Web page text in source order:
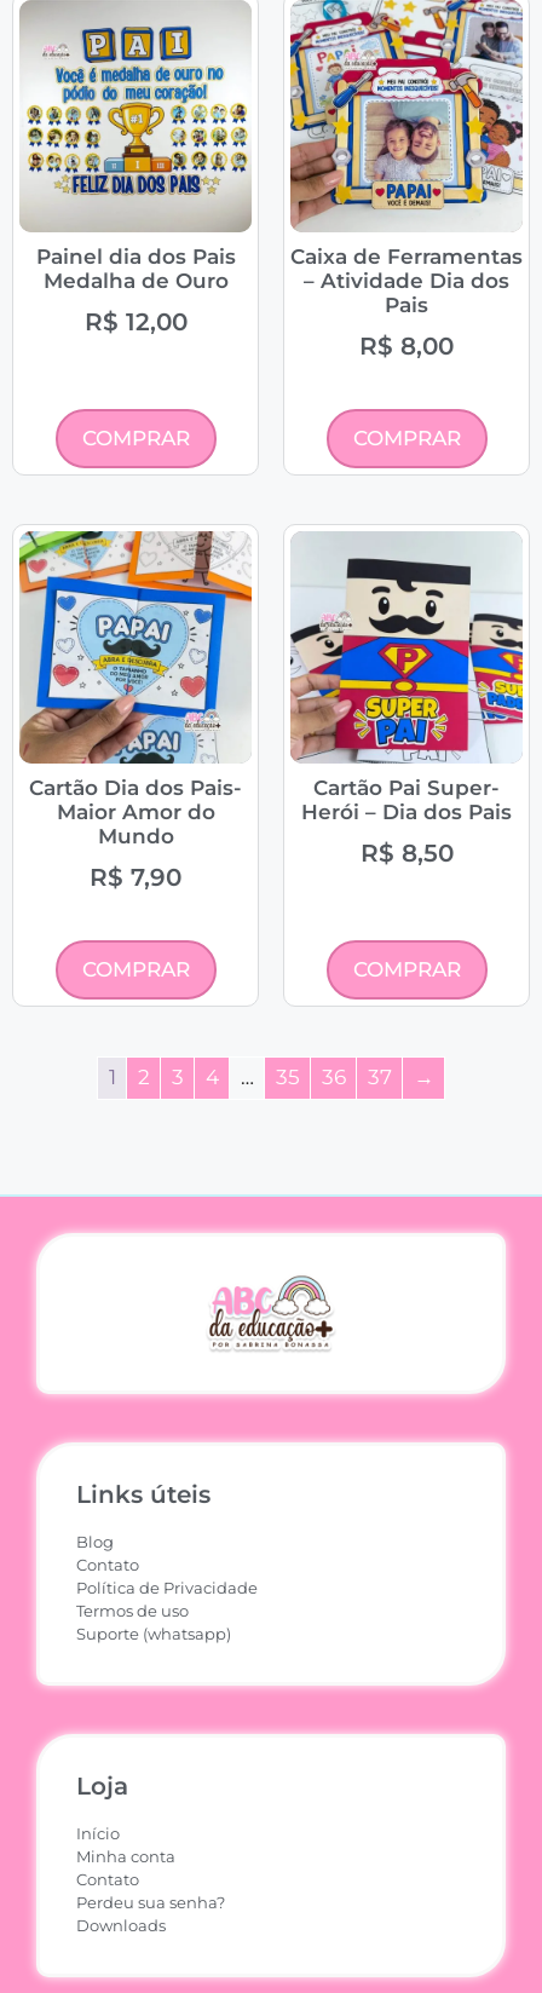
Painel dia dos Pais
Medalha de Ouro
R$ 12,00
COMPRAR
Caixa de Ferramentas
– Atividade Dia dos
Pais
R$ 8,00
COMPRAR
Cartão Dia dos Pais-
Maior Amor do
Mundo
R$ 7,90
COMPRAR
Cartão Pai Super-
Herói – Dia dos Pais
R$ 8,50
COMPRAR
1 2 3 4 … 35 36 37 →
Links úteis
Blog
Contato
Política de Privacidade
Termos de uso
Suporte (whatsapp)
Loja
Início
Minha conta
Contato
Perdeu sua senha?
Downloads